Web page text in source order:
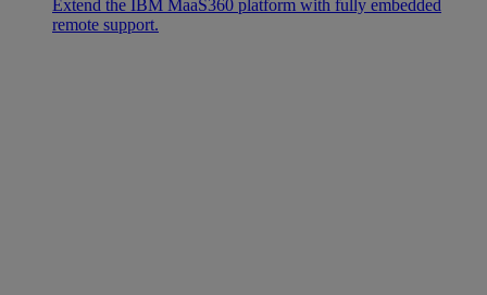
Extend the IBM MaaS360 platform with fully embedded
remote support.